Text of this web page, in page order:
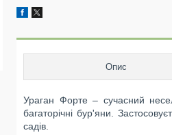
Опис
Ураган Форте – сучасний
багаторічні бур'яни.
садів.